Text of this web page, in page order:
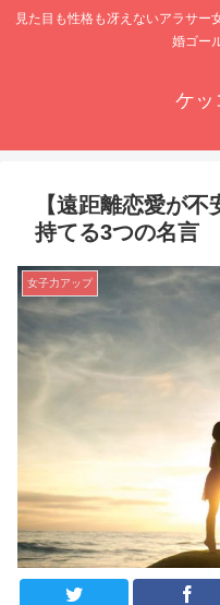
見た目も性格も冴えないアラサー
婚ゴー
ケッ
【遠距離恋愛が
持てる3つの名言
女子力アップ